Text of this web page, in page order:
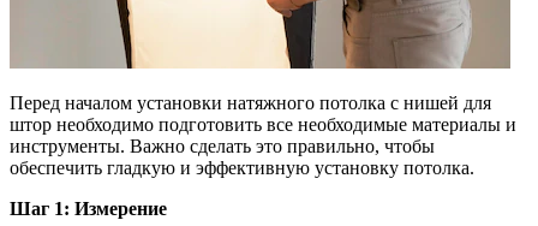
Перед началом установки натяжного потолка с нишей для
штор необходимо подготовить все необходимые материалы и
инструменты. Важно сделать это правильно, чтобы
обеспечить гладкую и эффективную установку потолка.
Шаг 1: Измерение